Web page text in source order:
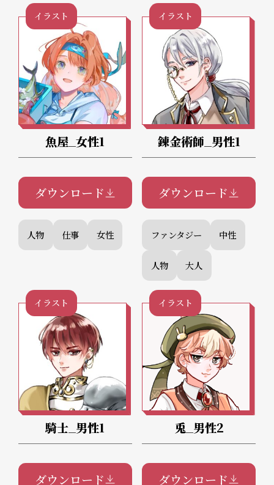
イラスト
魚屋_女性1
ダウンロード
人物 仕事 女性
イラスト
錬金術師_男性1
ダウンロード
ファンタジー 中性
人物 大人
イラスト
騎士_男性1
ダウンロード
イラスト
兎_男性2
ダウンロード